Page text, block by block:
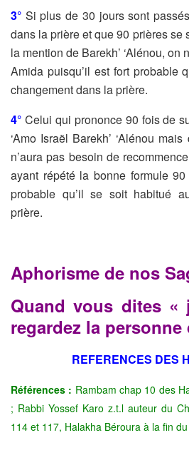
3° Si plus de 30 jours sont
dans la prière et que 90 prières se
la mention de Barekh’ ‘Alénou,
Amida puisqu’il est fort probable
changement dans la prière.
4° Celui qui prononce 90 fois de
‘Amo Israël Barekh’ ‘Alénou
n’aura pas besoin de
ayant répété la bonne formule
probable qu’il se soit habitué
prière.
Aphorisme de nos
Quand vous dites «
regardez la
REFERENCES DES
Références : Rambam chap 10 des
; Rabbi Yossef Karo z.t.l auteur du
114 et 117, Halakha Béroura à la fin